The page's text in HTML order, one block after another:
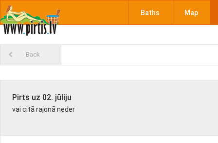
Baths Map
Back
Pirts uz 02. jūliju
vai citā rajonā neder